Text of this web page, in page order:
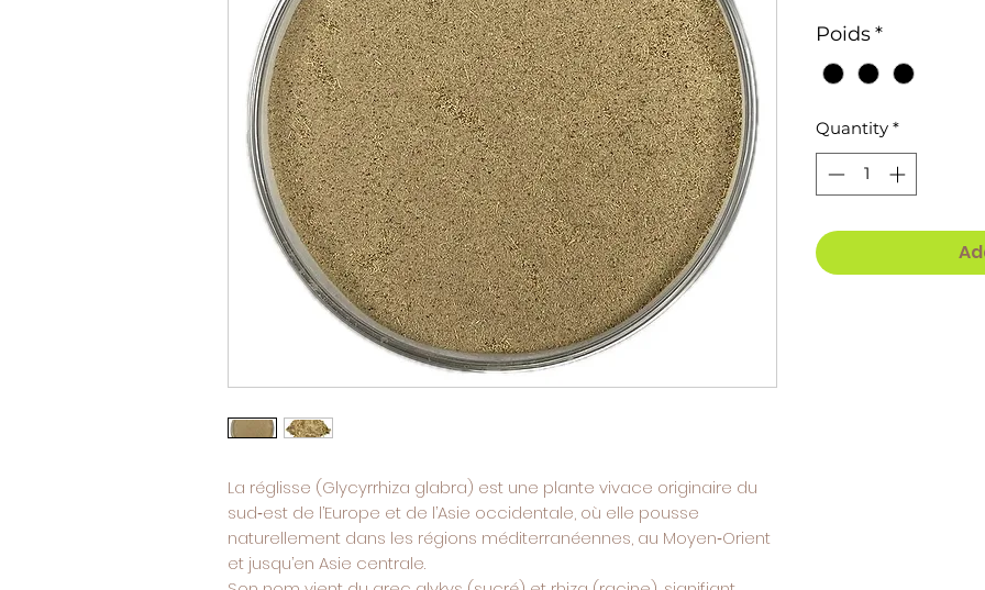
La réglisse (Glycyrrhiza glabra) est une plante vivace originaire du
sud‑est de l’Europe et de l’Asie occidentale, où elle pousse
naturellement dans les régions méditerranéennes, au Moyen‑Orient
et jusqu’en Asie centrale.
Poids*
Quantity *